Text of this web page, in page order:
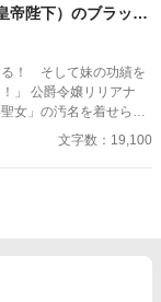
帝陛下）のブラッシ
る！ そして妹の功績を
アナ
女」の汚名を着せら
も絶縁されてしまう。
跋扈する北の禁足地
任を取って余の専属
文字数：19,100